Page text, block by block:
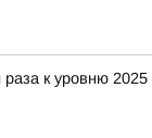
к уровню 2025